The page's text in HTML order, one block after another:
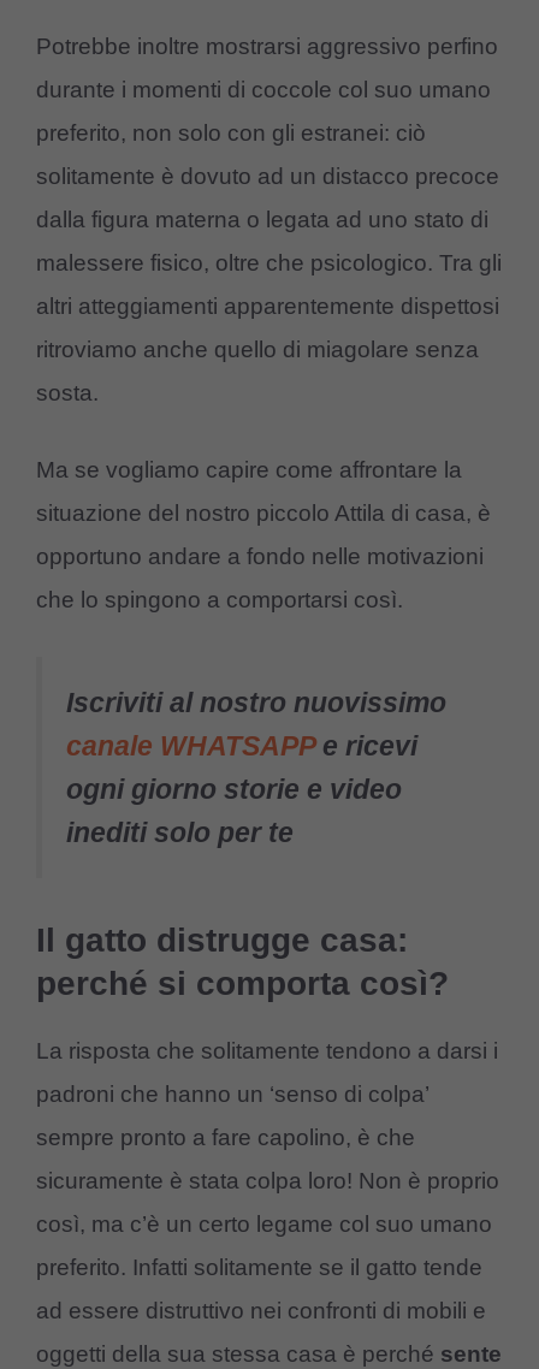
Potrebbe inoltre mostrarsi aggressivo perfino
durante i momenti di coccole col suo umano
preferito, non solo con gli estranei: ciò
solitamente è dovuto ad un distacco precoce
dalla figura materna o legata ad uno stato di
malessere fisico, oltre che psicologico. Tra gli
altri atteggiamenti apparentemente dispettosi
ritroviamo anche quello di miagolare senza
sosta.
Ma se vogliamo capire come affrontare la
situazione del nostro piccolo Attila di casa, è
opportuno andare a fondo nelle motivazioni
che lo spingono a comportarsi così.
Iscriviti al nostro nuovissimo
canale WHATSAPPe ricevi
ogni giorno storie e video
inediti solo per te
Il gatto distrugge casa:
perché si comporta così?
La risposta che solitamente tendono a darsi i
padroni che hanno un ‘senso di colpa’
sempre pronto a fare capolino, è che
sicuramente è stata colpa loro! Non è proprio
così, ma c’è un certo legame col suo umano
preferito. Infatti solitamente se il gatto tende
ad essere distruttivo nei confronti di mobili e
oggetti della sua stessa casa è perché sente